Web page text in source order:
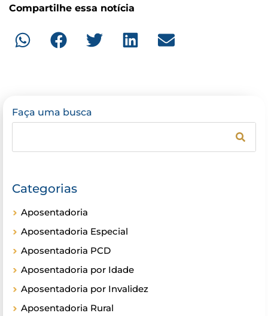
Compartilhe essa notícia
Faça uma busca
Categorias
Aposentadoria
Aposentadoria Especial
Aposentadoria PCD
Aposentadoria por Idade
Aposentadoria por Invalidez
Aposentadoria Rural